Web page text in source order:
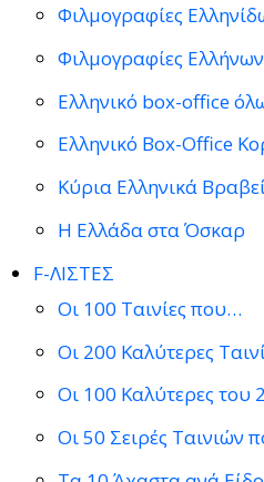
Φιλμογραφίες
Φιλμογραφίες
Ελληνικό box-office
Ελληνικό Box-Office
Κύρια Ελληνικά
Η Ελλάδα στα Όσκαρ
F-ΛΙΣΤΕΣ
Οι 100 Ταινίες που…
Οι 200 Καλύτερες
Οι 100 Καλύτερες του
Οι 50 Σειρές Ταινιών